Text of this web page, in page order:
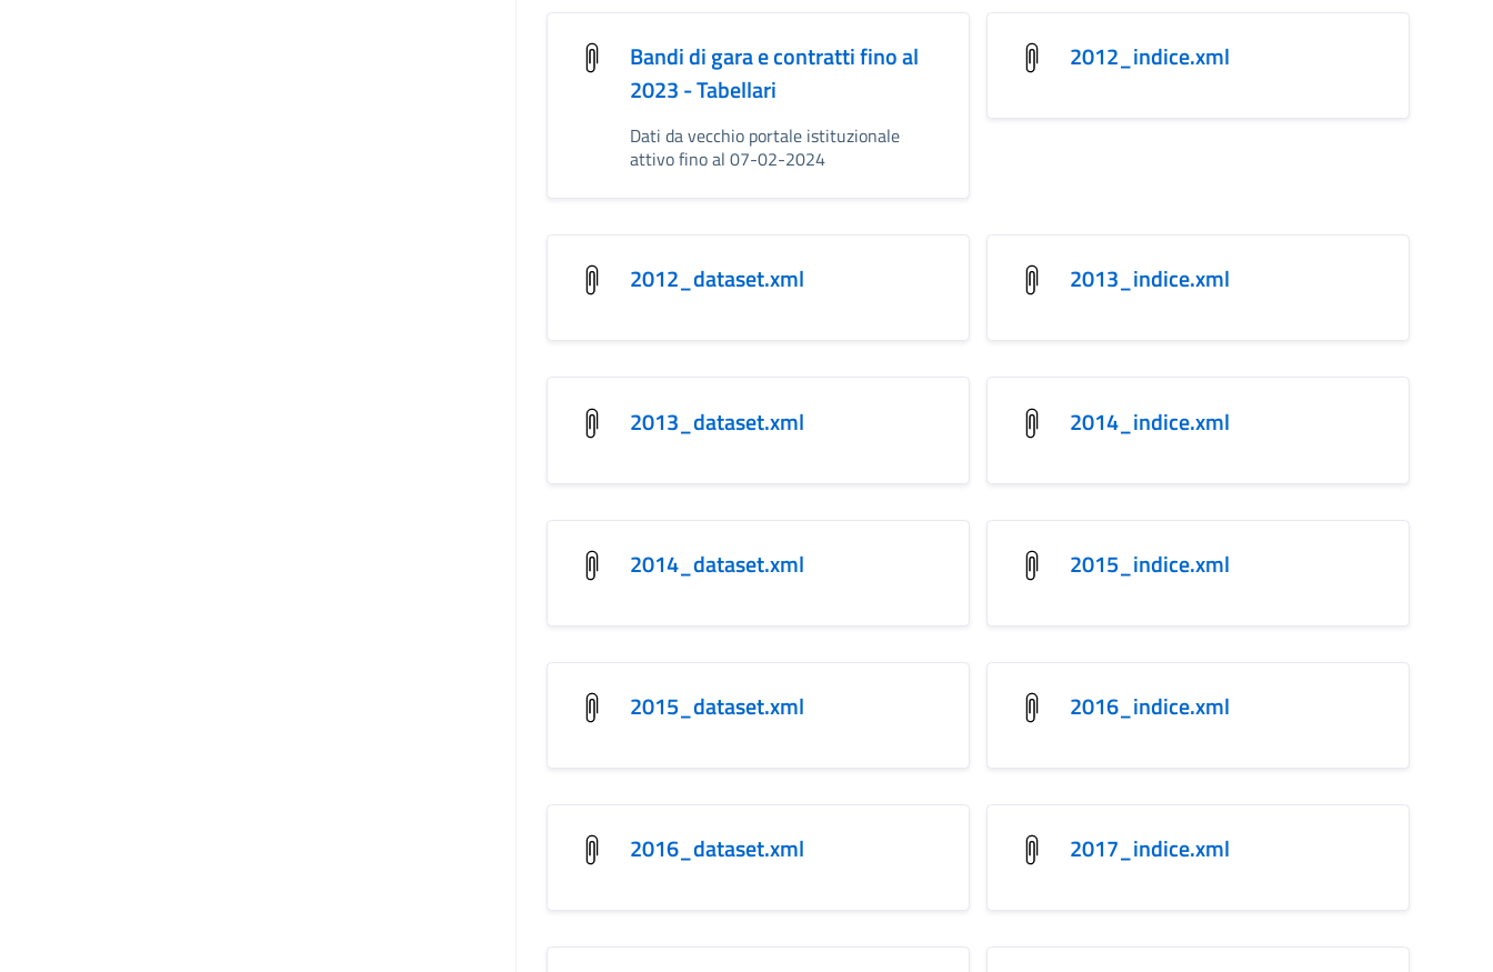
Bandi di gara e contratti fino al
2023 - Tabellari
Dati da vecchio portale istituzionale
attivo fino al 07-02-2024
2012_indice.xml
2012_dataset.xml 2013_indice.xml
2013_dataset.xml 2014_indice.xml
2014_dataset.xml 2015_indice.xml
2015_dataset.xml 2016_indice.xml
2016_dataset.xml 2017_indice.xml